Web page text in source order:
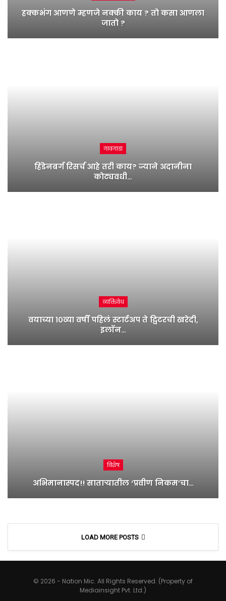
हक्कभंग आणणे म्हणजे नक्की काय ? तो कसा आणला
जातो ?
गावगाडा
हिंडेनबर्ग रिसर्च आहे तरी काय? ज्याने अदानीना
कोट्यवधी…
व्यक्तिवेध
वयाच्या १०व्या वर्षी पहिलं स्टार्टअप ते ट्विटरची खरेदी,
इलॉन…
विशेष
अभिमानास्पद!! साताऱ्यातील ‘प्रवीण निकम’चा…
LOAD MORE POSTS
© 2026 - Nation Mic. All Rights Reserved. (Property of
Mediainsight Pvt. Ltd.)